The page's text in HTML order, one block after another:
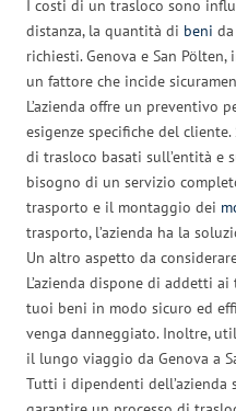
I costi di un trasloco sono
distanza, la quantità di beni
richiesti. Genova e San
un fattore che incide
L’azienda offre un preventivo
esigenze specifiche del
di trasloco basati sull’entità e
bisogno di un servizio
trasporto e il montaggio dei
trasporto, l’azienda ha la
Un altro aspetto da
L’azienda dispone di addetti
tuoi beni in modo sicuro ed
venga danneggiato. Inoltre,
il lungo viaggio da Genova a
Tutti i dipendenti dell’azienda